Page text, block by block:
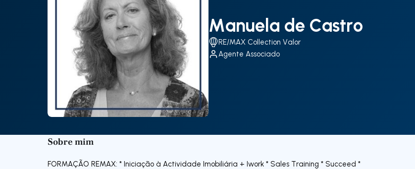
Manuela de Castro
RE/MAX Collection Valor
Agente Associado
Sobre mim
FORMAÇÃO REMAX: * Iniciação à Actividade Imobiliária + Iwork * Sales Training * Succeed *